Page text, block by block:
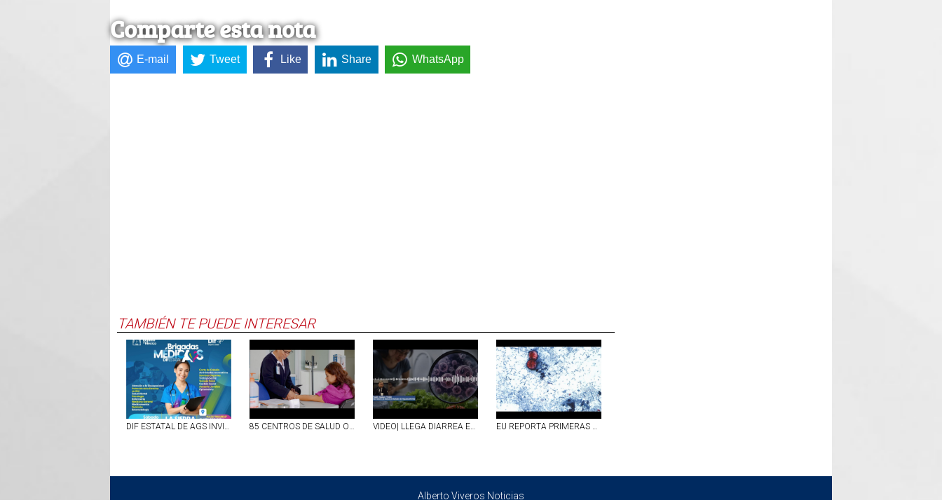
Comparte esta nota
E-mail Tweet Like Share WhatsApp
TAMBIÉN TE PUEDE INTERESAR
Alberto Viveros Noticias